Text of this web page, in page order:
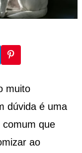
muito
dúvida é uma
que
ao